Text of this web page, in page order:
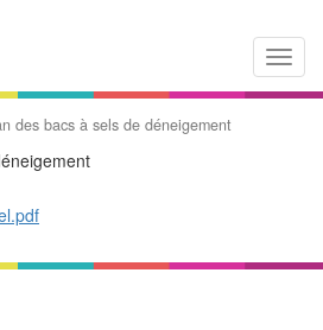
des bacs à sels de déneigement